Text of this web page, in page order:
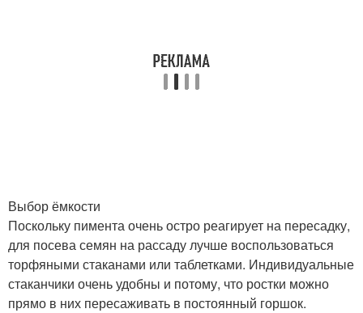
Выбор ёмкости
Поскольку пимента очень остро реагирует на пересадку,
для посева семян на рассаду лучше воспользоваться
торфяными стаканами или таблетками. Индивидуальные
стаканчики очень удобны и потому, что ростки можно
прямо в них пересаживать в постоянный горшок.